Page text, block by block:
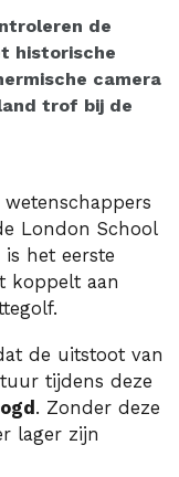
de
historische
camera
trof bij de
London School
het eerste
koppelt aan
de uitstoot van
tijdens deze
. Zonder deze
lager zijn